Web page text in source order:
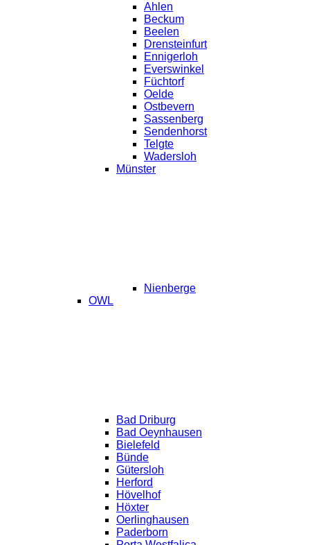
Ahlen
Beckum
Beelen
Drensteinfurt
Ennigerloh
Everswinkel
Füchtorf
Oelde
Ostbevern
Sassenberg
Sendenhorst
Telgte
Wadersloh
Münster
Nienberge
OWL
Bad Driburg
Bad Oeynhausen
Bielefeld
Bünde
Gütersloh
Herford
Hövelhof
Höxter
Oerlinghausen
Paderborn